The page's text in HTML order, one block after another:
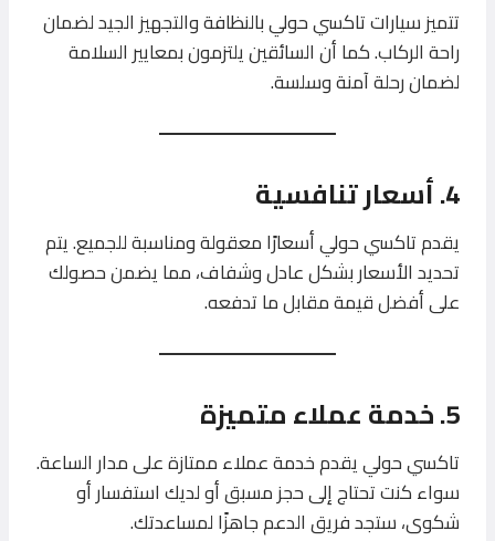
تتميز سيارات تاكسي حولي بالنظافة والتجهيز الجيد لضمان
راحة الركاب. كما أن السائقين يلتزمون بمعايير السلامة
لضمان رحلة آمنة وسلسة.
4. أسعار تنافسية
يقدم تاكسي حولي أسعارًا معقولة ومناسبة للجميع. يتم
تحديد الأسعار بشكل عادل وشفاف، مما يضمن حصولك
على أفضل قيمة مقابل ما تدفعه.
5. خدمة عملاء متميزة
تاكسي حولي يقدم خدمة عملاء ممتازة على مدار الساعة.
سواء كنت تحتاج إلى حجز مسبق أو لديك استفسار أو
شكوى، ستجد فريق الدعم جاهزًا لمساعدتك.